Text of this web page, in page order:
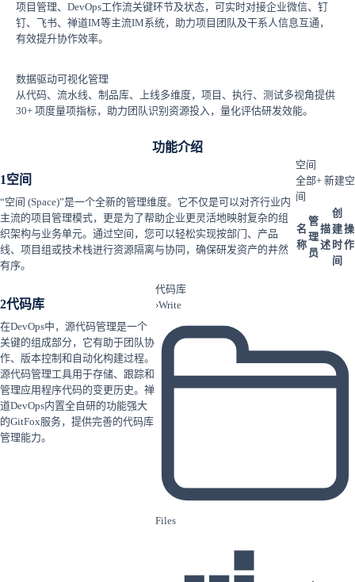
项目管理、DevOps工作流关键环节及状态，可实时对接企业微信、钉
钉、飞书、禅道IM等主流IM系统，助力项目团队及干系人信息互通，
有效提升协作效率。
数据驱动可视化管理
从代码、流水线、制品库、上线多维度，项目、执行、测试多视角提供
30+ 项度量项指标，助力团队识别资源投入，量化评估研发效能。
功能介绍
1空间
“空间 (Space)”是一个全新的管理维度。它不仅是可以对齐行业内
主流的项目管理模式，更是为了帮助企业更灵活地映射复杂的组
织架构与业务单元。通过空间，您可以轻松实现按部门、产品
线、项目组或技术栈进行资源隔离与协同，确保研发资产的井然
有序。
空间
全部+ 新建空
间
名
称
管
理
员
描
述
创
建
时
间
操
作
2代码库
在DevOps中，源代码管理是一个
关键的组成部分，它有助于团队协
作、版本控制和自动化构建过程。
源代码管理工具用于存储、跟踪和
管理应用程序代码的变更历史。禅
道DevOps内置全自研的功能强大
的GitFox服务，提供完善的代码库
管理能力。
代码库
›Write
Files